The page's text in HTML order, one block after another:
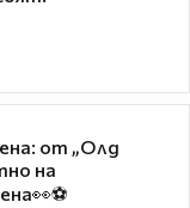
от „Олд
на